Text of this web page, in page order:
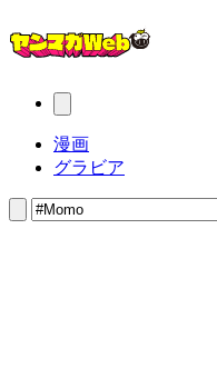
漫画
グラビア